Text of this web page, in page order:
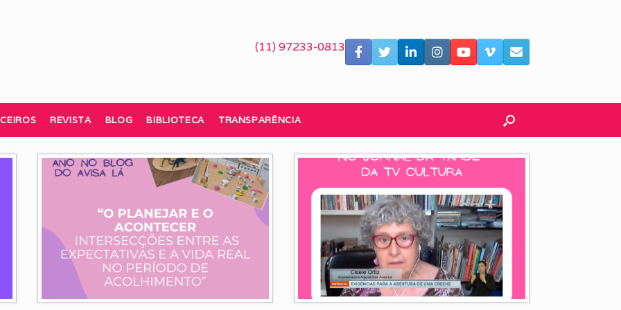
(11) 97233-0813
REVISTA BLOG BIBLIOTECA
TRANSPARÊNCIA